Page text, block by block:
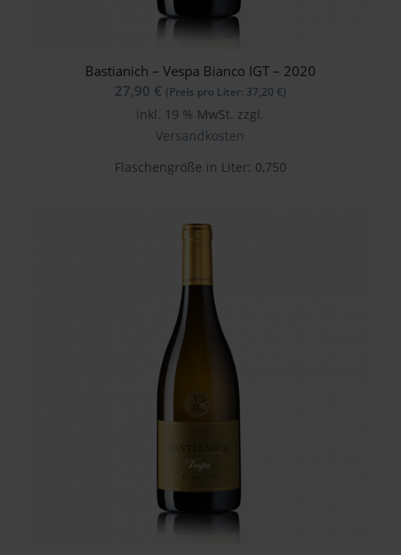
Bastianich – Vespa Bianco IGT – 2020
27,90 € (Preis pro Liter: 37,20 €)
inkl. 19 % MwSt. zzgl.
Versandkosten
Flaschengröße in Liter: 0,750